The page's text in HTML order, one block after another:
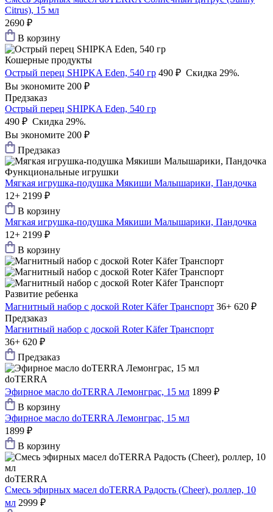
Сitrus), 15 мл
2690 ₽
В корзину
Кошерные продукты
Острый перец SHIPKA Eden, 540 гр 490 ₽ Скидка 29%.
Вы экономите 200 ₽
Предзаказ
Острый перец SHIPKA Eden, 540 гр
490 ₽ Скидка 29%.
Вы экономите 200 ₽
Предзаказ
Функциональные игрушки
Мягкая игрушка-подушка Мякиши Малышарики, Пандочка
12+ 2199 ₽
В корзину
Мягкая игрушка-подушка Мякиши Малышарики, Пандочка
12+ 2199 ₽
В корзину
Развитие ребенка
Магнитный набор с доской Roter Käfer Транспорт 36+ 620 ₽
Предзаказ
Магнитный набор с доской Roter Käfer Транспорт
36+ 620 ₽
Предзаказ
doTERRA
Эфирное масло doTERRA Лемонграс, 15 мл 1899 ₽
В корзину
Эфирное масло doTERRA Лемонграс, 15 мл
1899 ₽
В корзину
doTERRA
Смесь эфирных масел doTERRA Радость (Cheer), роллер, 10
мл 2999 ₽